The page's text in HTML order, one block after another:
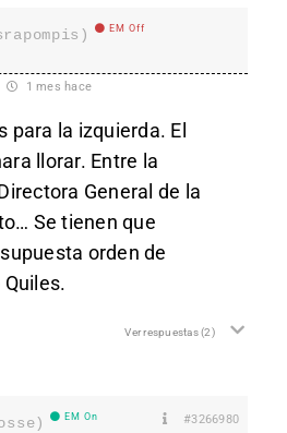
EM Off
1 mes hace
para la izquierda. El
llorar. Entre la
General de la
Se tienen que
orden de
Ver respuestas(2)
EM On #3266980